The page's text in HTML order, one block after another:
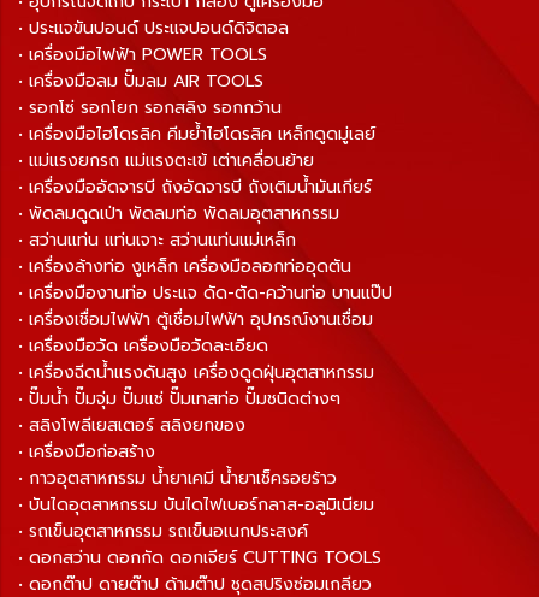
• ประแจขันปอนด์ ประแจปอนด์ดิจิตอล
• เครื่องมือไฟฟ้า POWER TOOLS
• เครื่องมือลม ปั๊มลม AIR TOOLS
• รอกโซ่ รอกโยก รอกสลิง รอกกว้าน
• เครื่องมือไฮโดรลิค คีมย้ำไฮโดรลิค เหล็กดูดมู่เลย์
• แม่แรงยกรถ แม่แรงตะเข้ เต่าเคลื่อนย้าย
• เครื่องมืออัดจารบี ถังอัดจารบี ถังเติมน้ำมันเกียร์
• พัดลมดูดเป่า พัดลมท่อ พัดลมอุตสาหกรรม
• สว่านแท่น แท่นเจาะ สว่านแท่นแม่เหล็ก
• เครื่องล้างท่อ งูเหล็ก เครื่องมือลอกท่ออุดตัน
• เครื่องมืองานท่อ ประแจ ดัด-ตัด-คว้านท่อ บานแป๊ป
• เครื่องเชื่อมไฟฟ้า ตู้เชื่อมไฟฟ้า อุปกรณ์งานเชื่อม
• เครื่องมือวัด เครื่องมือวัดละเอียด
• เครื่องฉีดน้ำแรงดันสูง เครื่องดูดฝุ่นอุตสาหกรรม
• ปั๊มน้ำ ปั๊มจุ่ม ปั๊มแช่ ปั๊มเทสท่อ ปั๊มชนิดต่างๆ
• สลิงโพลีเยสเตอร์ สลิงยกของ
• เครื่องมือก่อสร้าง
• กาวอุตสาหกรรม น้ำยาเคมี น้ำยาเช็ครอยร้าว
• บันไดอุตสาหกรรม บันไดไฟเบอร์กลาส-อลูมิเนียม
• รถเข็นอุตสาหกรรม รถเข็นอเนกประสงค์
• ดอกสว่าน ดอกกัด ดอกเจียร์ CUTTING TOOLS
• ดอกต๊าป ดายต๊าป ด้ามต๊าป ชุดสปริงซ่อมเกลียว